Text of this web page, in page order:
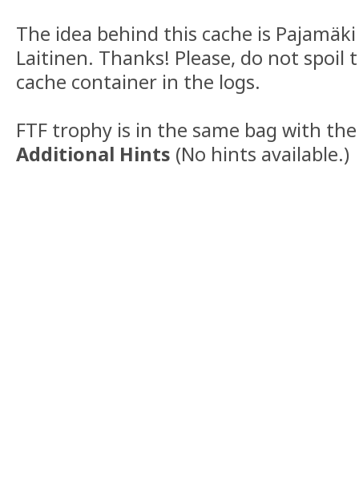
The idea behind this cache is
Laitinen. Thanks! Please, do not spoil
cache container in the logs.
FTF trophy is in the same bag with
Additional Hints (No hints available.)